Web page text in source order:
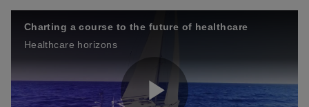
Charting a course to the future of healthcare
Healthcare horizons